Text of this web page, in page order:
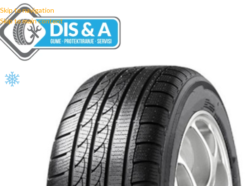
Skip to navigation
Skip to main content